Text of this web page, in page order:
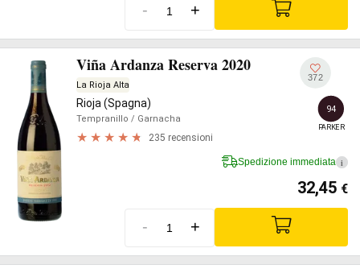
- +
Viña Ardanza Reserva 2020
La Rioja Alta
Rioja (Spagna)
Tempranillo / Garnacha
235 recensioni
372
94
PARKER
Spedizione immediata i
32,45 €
- +